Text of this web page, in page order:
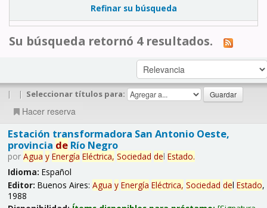
Refinar su búsqueda
Su búsqueda retornó 4 resultados.
| | Seleccionar títulos para:
Hacer reserva
Estación transformadora San Antonio Oeste,
provincia deRío Negro
por Agua y Energía Eléctrica, Sociedad del Estado.
Idioma: Español
Editor: Buenos Aires: Agua y Energía Eléctrica, Sociedad del Estado,
1988